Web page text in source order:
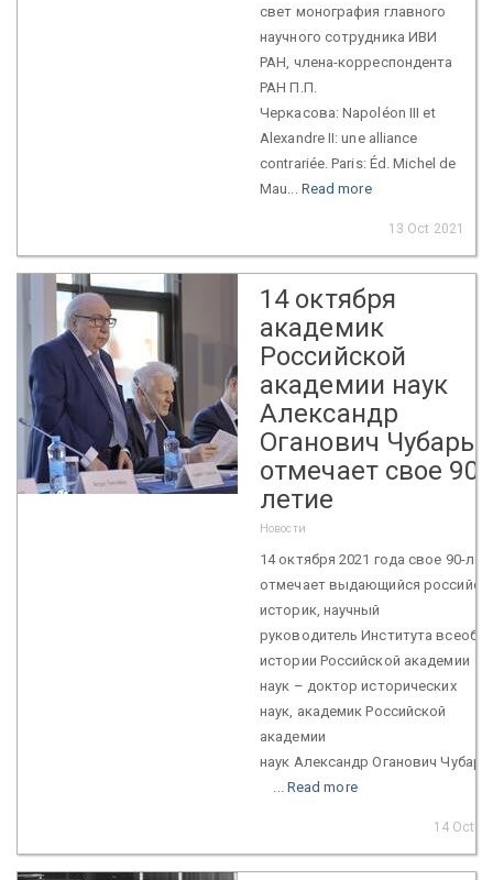
свет монография главного
научного сотрудника ИВИ
РАН, члена-корреспондента
РАН П.П.
Черкасова: Napoléon III et
Alexandre II: une alliance
contrariée. Paris: Éd. Michel de
Mau... Read more
13 Oct 2021
14 октября
академик
Российской
академии наук
Александр
Оганович
отмечает свое 90-
летие
Новости
14 октября 2021 года свое 90-
отмечает выдающийся
историк, научный
руководитель Института
истории Российской академии
наук – доктор исторических
наук, академик Российской
академии
наук Александр Оганович
Read more
14 Oct